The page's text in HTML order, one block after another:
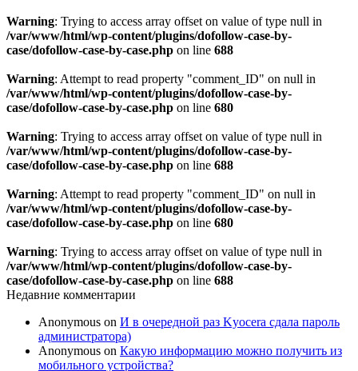
Warning: Trying to access array offset on value of type null in
/var/www/html/wp-content/plugins/dofollow-case-by-
case/dofollow-case-by-case.php on line 688
Warning: Attempt to read property "comment_ID" on null in
/var/www/html/wp-content/plugins/dofollow-case-by-
case/dofollow-case-by-case.php on line 680
Warning: Trying to access array offset on value of type null in
/var/www/html/wp-content/plugins/dofollow-case-by-
case/dofollow-case-by-case.php on line 688
Warning: Attempt to read property "comment_ID" on null in
/var/www/html/wp-content/plugins/dofollow-case-by-
case/dofollow-case-by-case.php on line 680
Warning: Trying to access array offset on value of type null in
/var/www/html/wp-content/plugins/dofollow-case-by-
case/dofollow-case-by-case.php on line 688
Недавние комментарии
Anonymous on И в очередной раз Kyocera сдала пароль
администратора)
Anonymous on Какую информацию можно получить из
мобильного устройства?